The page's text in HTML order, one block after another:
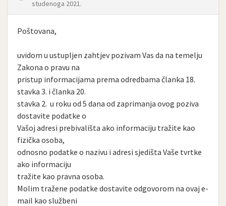
studenoga 2021.
Poštovana,
uvidom u ustupljen zahtjev pozivam Vas da na temelju
Zakona o pravu na
pristup informacijama prema odredbama članka 18.
stavka 3. i članka 20.
stavka 2. u roku od 5 dana od zaprimanja ovog poziva
dostavite podatke o
Vašoj adresi prebivališta ako informaciju tražite kao
fizička osoba,
odnosno podatke o nazivu i adresi sjedišta Vaše tvrtke
ako informaciju
tražite kao pravna osoba.
Molim tražene podatke dostavite odgovorom na ovaj e-
mail kao službeni